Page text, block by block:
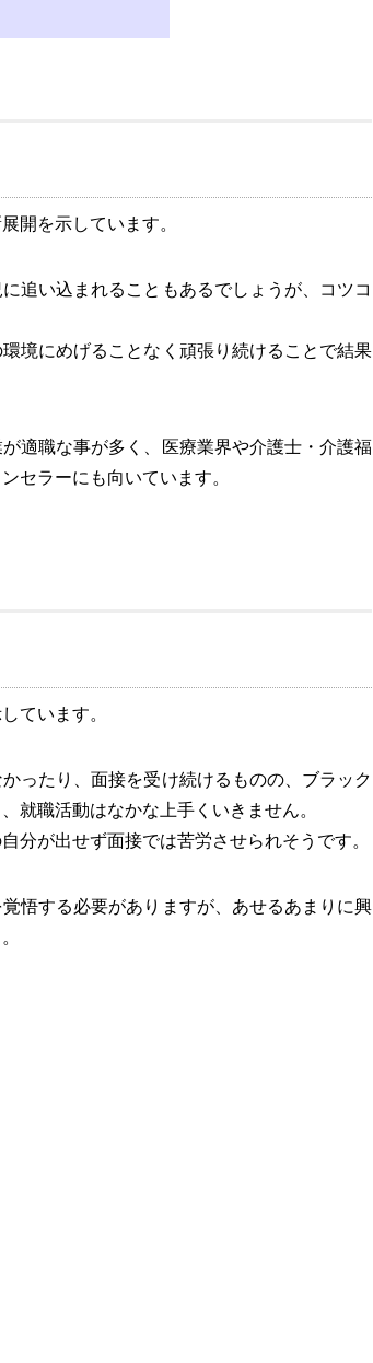
開を示しています。
追い込まれることもあるでしょうが、コツコ
境にめげることなく頑張り続けることで結果
適職な事が多く、医療業界や介護士・介護福
セラーにも向いています。
ています。
ったり、面接を受け続けるものの、ブラック
就職活動はなかな上手くいきません。
分が出せず面接では苦労させられそうです。
悟する必要がありますが、あせるあまりに興